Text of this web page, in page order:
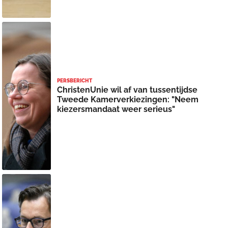
PERSBERICHT
ChristenUnie wil af van tussentijdse
Tweede Kamerverkiezingen: "Neem
kiezersmandaat weer serieus"